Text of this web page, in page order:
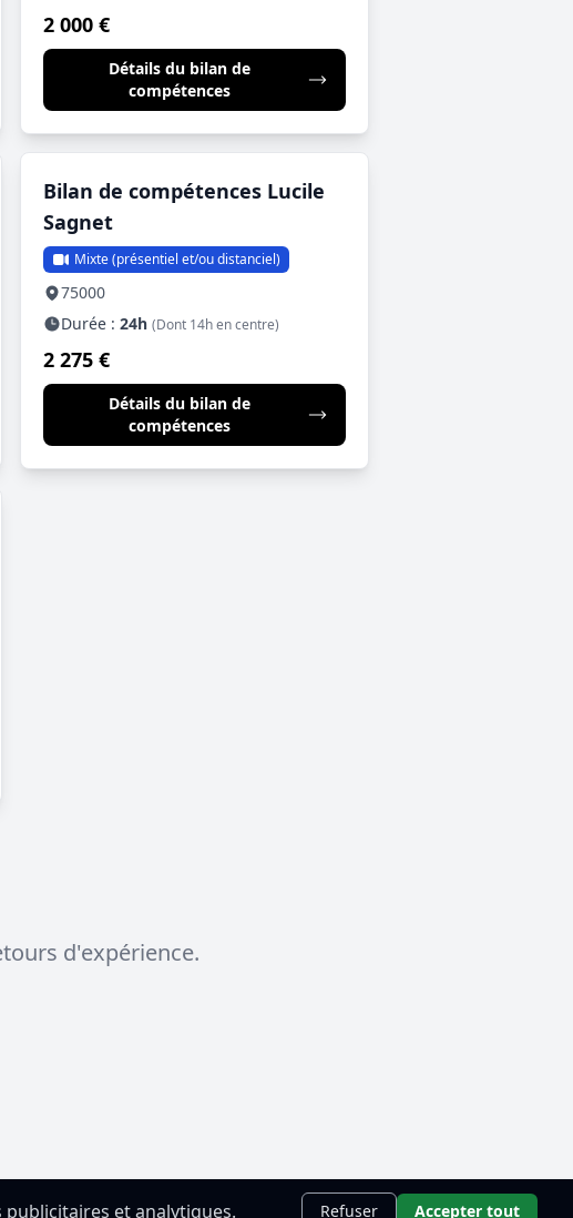
2 000 €
Détails du bilan de
compétences
Bilan de compétences Lucile
Sagnet
Mixte (présentiel et/ou distanciel)
75000
Durée :24h (Dont 14h en centre)
2 275 €
Détails du bilan de
compétences
d'expérience.
Découvrir
et analytiques. Refuser Accepter tout